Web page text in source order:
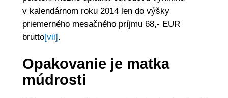
v kalendárnom roku 2014 len do výšky
priemerného mesačného príjmu 68,- EUR
brutto[vii].
Opakovanie je matka
múdrosti